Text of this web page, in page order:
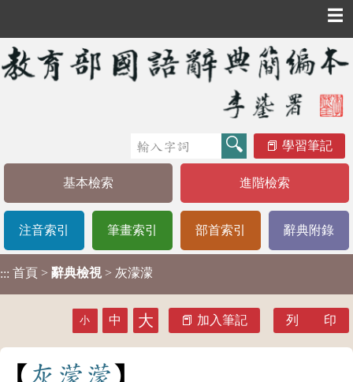
☰
學習筆記
基本檢索 進階檢索
注音索引 筆畫索引 部首索引 辭典附錄
::: 首頁 > 辭典檢視 > 灰濛濛
小 中 大 加入筆記 列 印
灰 濛 濛